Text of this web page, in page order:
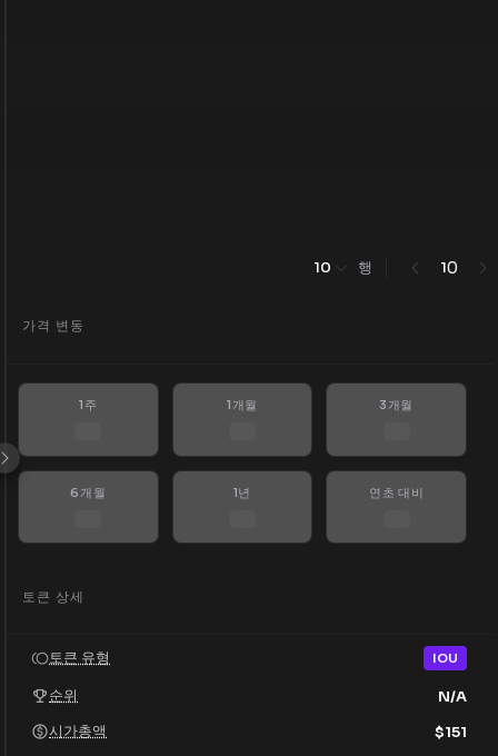
10 행 10
가격 변동
1주 1개월 3개월
6개월 1년 연초 대비
토큰 상세
토큰 유형 IOU
순위
N/A
시가총액
$151